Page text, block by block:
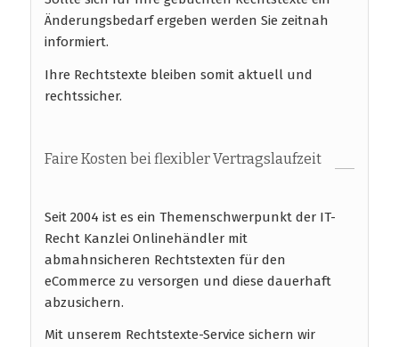
Änderungsbedarf ergeben werden Sie zeitnah
informiert.
Ihre Rechtstexte bleiben somit aktuell und
rechtssicher.
Faire Kosten bei flexibler Vertragslaufzeit
Seit 2004 ist es ein Themenschwerpunkt der IT-
Recht Kanzlei Onlinehändler mit
abmahnsicheren Rechtstexten für den
eCommerce zu versorgen und diese dauerhaft
abzusichern.
Mit unserem Rechtstexte-Service sichern wir